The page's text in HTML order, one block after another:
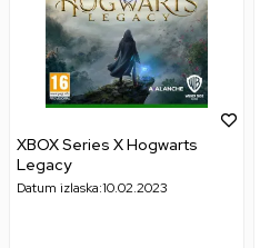
XBOX Series X Hogwarts
Legacy
Datum izlaska:10.02.2023